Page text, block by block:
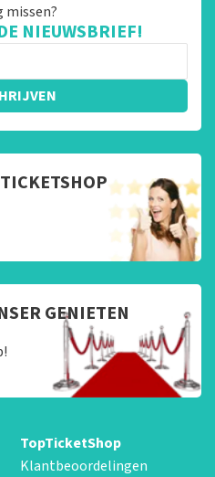
missen?
NIEUWSBRIEF!
GENIETEN
TopTicketShop
Klantbeoordelingen